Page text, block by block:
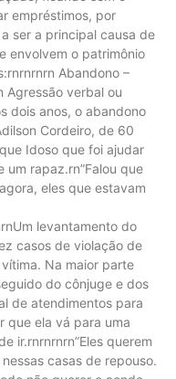
empréstimos, por
ser a principal causa de
envolvem o patrimônio
Abandono –
Agressão verbal ou
dois anos, o abandono
Cordeiro, de 60
Idoso que foi ajudar
um rapaz.rn”Falou que
eles que estavam
levantamento do
casos de violação de
Na maior parte
do cônjuge e dos
de atendimentos para
que ela vá para uma
ir.rnrnrnrn”Eles querem
casas de repouso.